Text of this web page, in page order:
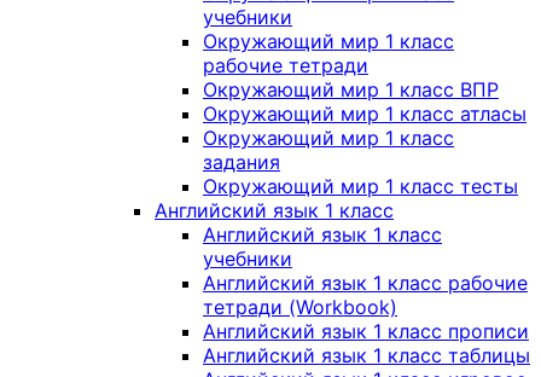
учебники
Окружающий мир 1 класс
рабочие тетради
Окружающий мир 1 класс ВПР
Окружающий мир 1 класс атласы
Окружающий мир 1 класс
задания
Окружающий мир 1 класс тесты
Английский язык 1 класс
Английский язык 1 класс
учебники
Английский язык 1 класс рабочие
тетради (Workbook)
Английский язык 1 класс прописи
Английский язык 1 класс таблицы